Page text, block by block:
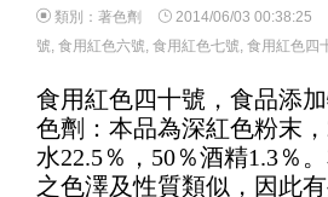
類別： 著色劑 2014/06/03 00:38:25
號, 食用紅色六號, 食用紅色七號, 食用紅色四
食用紅色四十號，食品添
色劑：本品為深紅色粉末
水22.5％，50％酒精1.3％
之色澤及性質類似，因此